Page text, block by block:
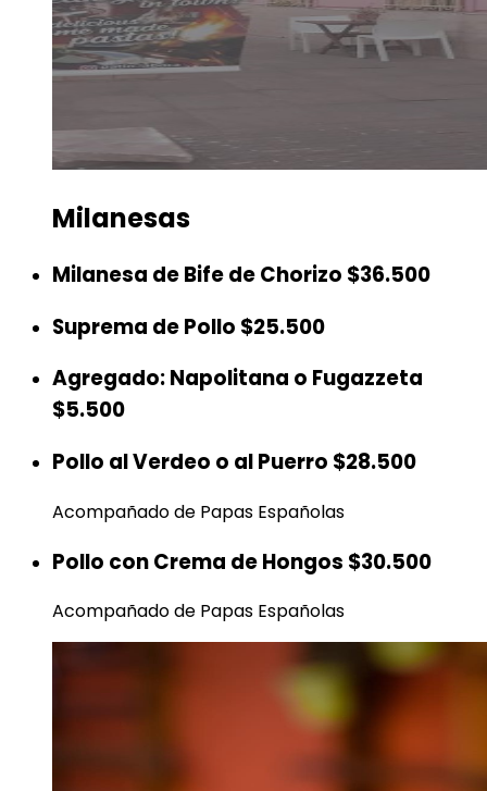
Milanesas
Milanesa de Bife de Chorizo $36.500
Suprema de Pollo $25.500
Agregado: Napolitana o Fugazzeta
$5.500
Pollo al Verdeo o al Puerro $28.500
Acompañado de Papas Españolas
Pollo con Crema de Hongos $30.500
Acompañado de Papas Españolas